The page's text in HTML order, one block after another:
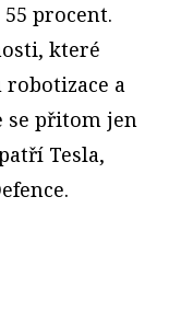
procent.
které
a
se přitom jen
Tesla,